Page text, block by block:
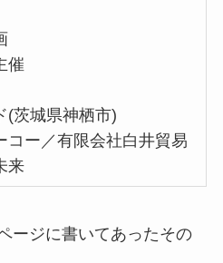
催
(茨城県神栖市)
コー／有限会社白井貿易
来
ージに書いてあったその